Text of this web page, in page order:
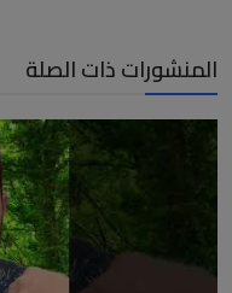
المنشورات ذات الصلة